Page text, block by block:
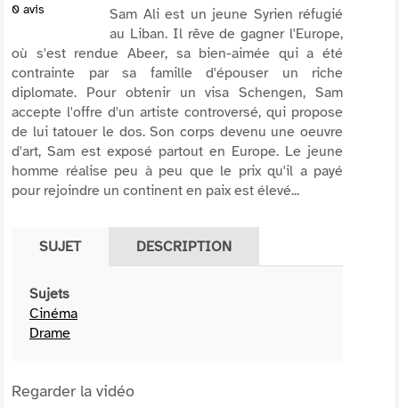
0 avis
Sam Ali est un jeune Syrien réfugié
au Liban. Il rêve de gagner l'Europe,
où s'est rendue Abeer, sa bien-aimée qui a été
contrainte par sa famille d'épouser un riche
diplomate. Pour obtenir un visa Schengen, Sam
accepte l'offre d'un artiste controversé, qui propose
de lui tatouer le dos. Son corps devenu une oeuvre
d'art, Sam est exposé partout en Europe. Le jeune
homme réalise peu à peu que le prix qu'il a payé
pour rejoindre un continent en paix est élevé...
SUJET DESCRIPTION
Sujets
Cinéma
Drame
Regarder la vidéo